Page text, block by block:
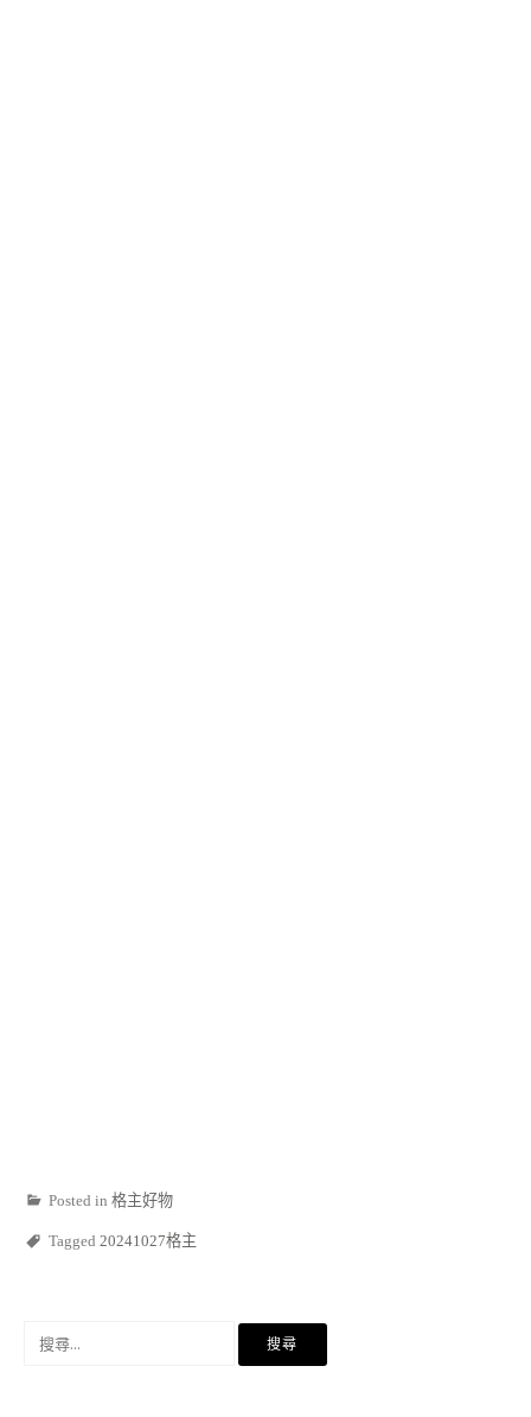
Posted in 格主好物
Tagged 20241027格主